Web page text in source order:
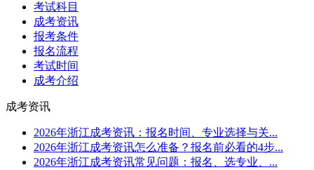
考试科目
成考资讯
报考条件
报名流程
考试时间
成考介绍
成考资讯
2026年浙江成考资讯：报名时间、专业选择与关...
2026年浙江成考资讯怎么准备？报名前必看的4步...
2026年浙江成考资讯常见问题：报名、选专业、...